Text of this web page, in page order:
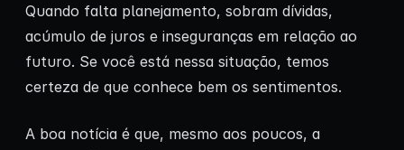
Quando falta planejamento, sobram dívidas,
acúmulo de juros e inseguranças em relação ao
futuro. Se você está nessa situação, temos
certeza de que conhece bem os sentimentos.
A boa notícia é que, mesmo aos poucos, a